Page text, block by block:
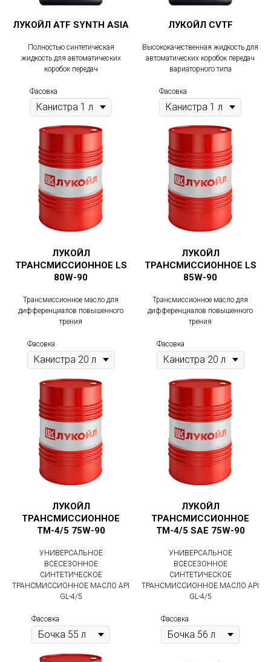
ЛУКОЙЛ ATF SYNTH ASIA
Полностью синтетическая
жидкость для автоматических
коробок передач
Фасовка
ЛУКОЙЛ CVTF
Высококачественная жидкость для
автоматических коробок передач
вариаторного типа
Фасовка
ЛУКОЙЛ
ТРАНСМИССИОННОЕ LS
80W-90
Трансмиссионное масло для
дифференциалов повышенного
трения
Фасовка
ЛУКОЙЛ
ТРАНСМИССИОННОЕ LS
85W-90
Трансмиссионное масло для
дифференциалов повышенного
трения
Фасовка
ЛУКОЙЛ
ТРАНСМИССИОННОЕ
ТМ-4/5 75W-90
УНИВЕРСАЛЬНОЕ
ВСЕСЕЗОННОЕ
СИНТЕТИЧЕСКОЕ
ТРАНСМИССИОННОЕ МАСЛО API
GL-4/5
Фасовка
ЛУКОЙЛ
ТРАНСМИССИОННОЕ
TM-4/5 SAE 75W-90
УНИВЕРСАЛЬНОЕ
ВСЕСЕЗОННОЕ
СИНТЕТИЧЕСКОЕ
ТРАНСМИССИОННОЕ МАСЛО API
GL-4/5
Фасовка